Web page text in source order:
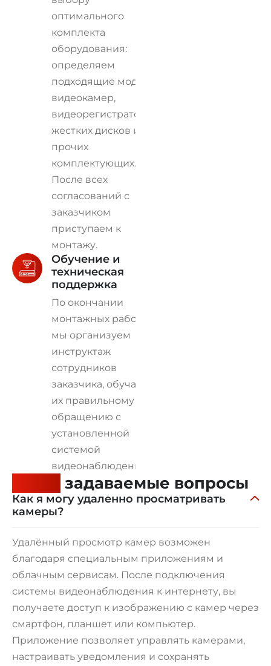
оптимального
комплекта
оборудования:
определяем
подходящие модели
видеокамер,
видеорегистраторов,
жестких дисков и
прочих
комплектующих.
После всех
согласований с
заказчиком
приступаем к
монтажу.
Обучение и
техническая
поддержка
По окончании
монтажных работ
мы организуем
инструктаж
сотрудников
заказчика, обучая
их правильному
обращению с
установленной
системой
видеонаблюдения.
задаваемые вопросы
Как я могу удаленно просматривать
камеры?
Удалённый просмотр камер возможен
благодаря специальным приложениям и
облачным сервисам. После подключения
системы видеонаблюдения к интернету, вы
получаете доступ к изображению с камер через
смартфон, планшет или компьютер.
Приложение позволяет управлять камерами,
настраивать уведомления и сохранять